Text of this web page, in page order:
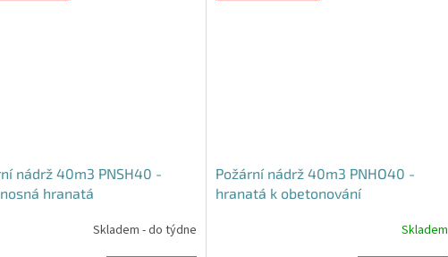
nádrž 40m3 PNSH40 -
hranatá
Skladem - do týdne
Požární nádrž 40m3 PNHO40 -
hranatá k obetonování
Skladem